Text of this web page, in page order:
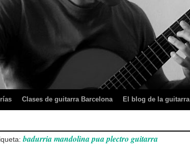
Clases de guitarra Barcelona El blog de la guitarra
badurria mandolina pua plectro guitarra